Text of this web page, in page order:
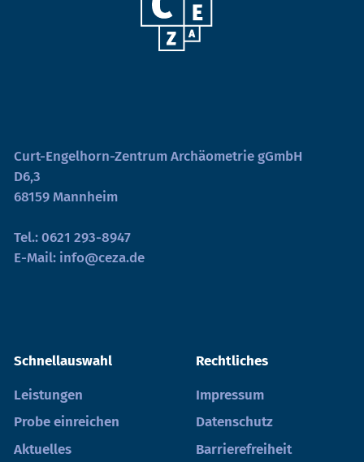
Curt-Engelhorn-Zentrum Archäometrie gGmbH
D6,3
68159 Mannheim
Tel.:0621 293-8947
E-Mail: info@ceza.de
Schnellauswahl
Leistungen
Probe einreichen
Aktuelles
Rechtliches
Impressum
Datenschutz
Barrierefreiheit